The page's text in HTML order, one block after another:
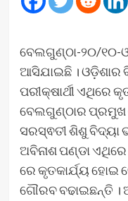
ବେଲଗୁଣ୍ଠା-୨୦/୧୦-
ଆସିଯାଇଛି । ଓଡ଼ିଶାର
ପରୀକ୍ଷାର୍ଥୀ ଏଥିରେ
ବେଲଗୁଣ୍ଠାର ପ୍ରମୁଖ
ସରସ୍ଵତୀ ଶିଶୁ ବିଦ୍ୟା
ଅବିନାଶ ପଣ୍ଡା
ରେ କୃତକାର୍ଯ୍ୟ ହୋଇ
ଗୌରବ ବଢାଇଛନ୍ତି ।